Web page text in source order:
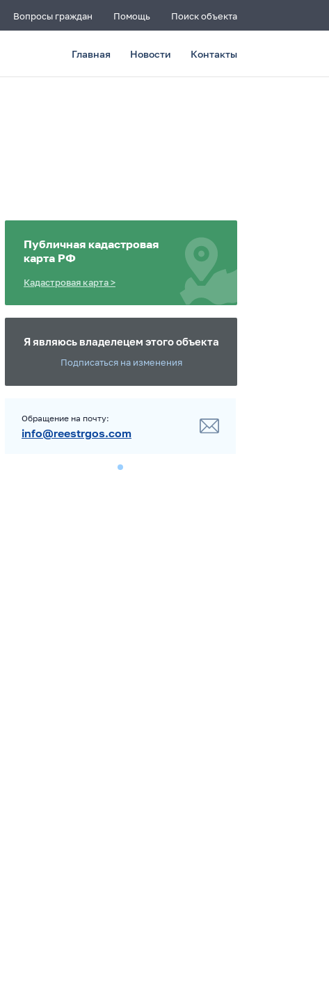
Вопросы граждан Помощь Поиск объекта
Главная Новости Контакты
Публичная кадастровая
карта РФ
Кадастровая карта>
Я являюсь владелецем этого объекта
Подписаться на изменения
Обращение на почту:
info@reestrgos.com